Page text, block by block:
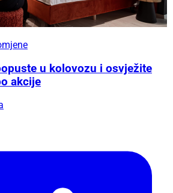
u kolovozu i osvježite
akcije